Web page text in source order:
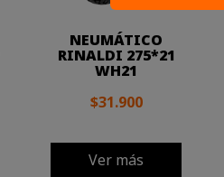
NEUMÁTICO
RINALDI 275*21
WH21
$31.900
Ver más